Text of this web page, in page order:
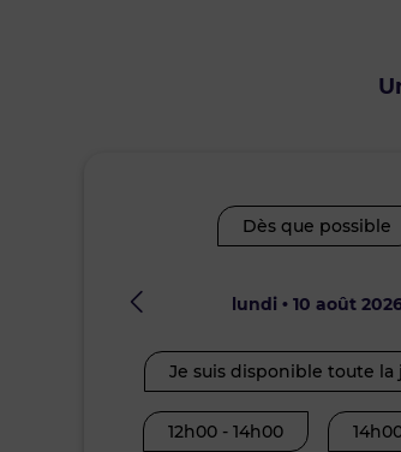
Dès que possible
lundi • 10 août
Je suis disponible toute la
12h00 - 14h00